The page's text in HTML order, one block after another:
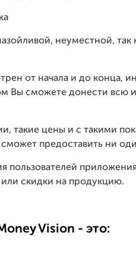
неуместной,
от начала и до конца,
Вы сможете донести всю
такие цены и с такими
сможет предоставить ни
пользователей
скидки на продукцию.
Vision - это: